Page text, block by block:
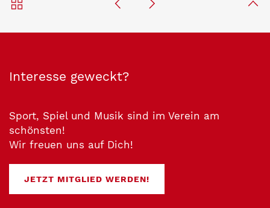
Interesse geweckt?
Sport, Spiel und Musik sind im Verein am
schönsten!
Wir freuen uns auf Dich!
JETZT MITGLIED WERDEN!